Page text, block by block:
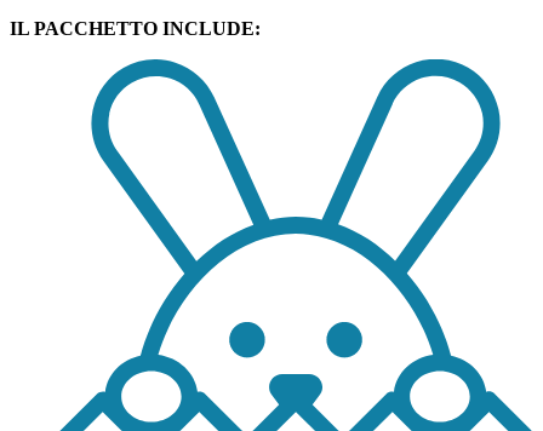
IL PACCHETTO INCLUDE: